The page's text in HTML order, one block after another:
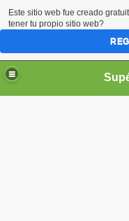
Este sitio web fue creado
tener tu propio sitio web?